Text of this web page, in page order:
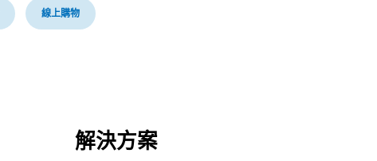
線上購物
解決方案